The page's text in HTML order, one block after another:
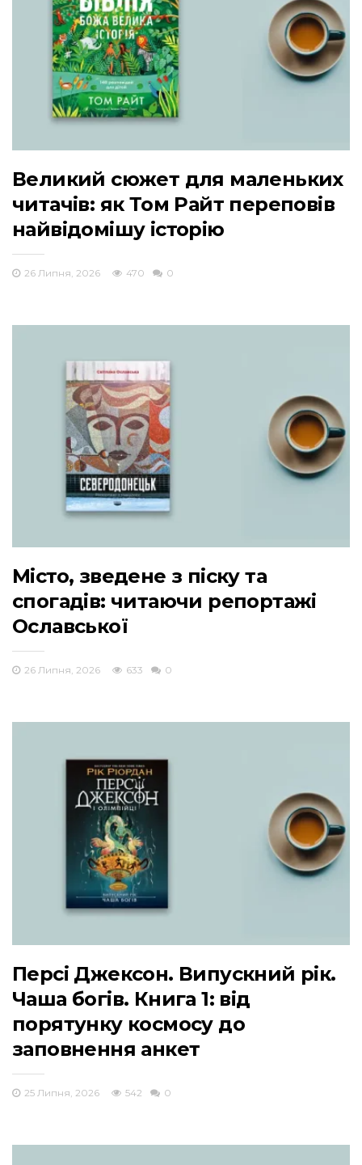
Великий сюжет для маленьких
читачів: як Том Райт переповів
найвідомішу історію
26 Липня, 2026 470 0
Місто, зведене з піску та
спогадів: читаючи репортажі
Ославської
26 Липня, 2026 633 0
Персі Джексон. Випускний рік.
Чаша богів. Книга 1: від
порятунку космосу до
заповнення анкет
25 Липня, 2026 542 0